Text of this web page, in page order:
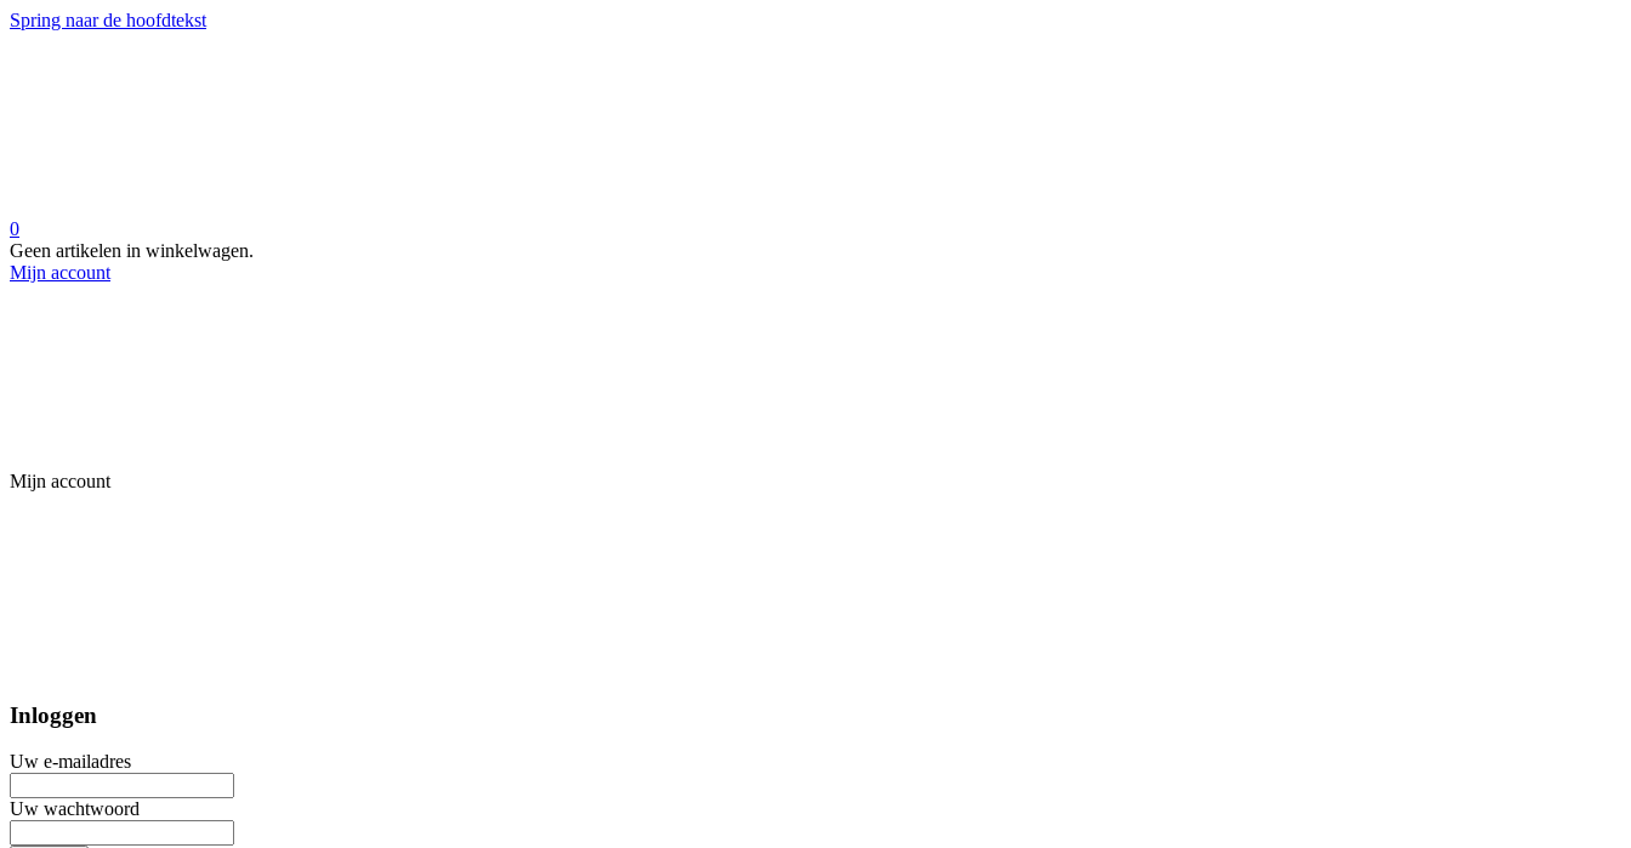
Spring naar de hoofdtekst
0
Geen artikelen in winkelwagen.
Mijn account
Mijn account
Inloggen
Uw e-mailadres
Uw wachtwoord